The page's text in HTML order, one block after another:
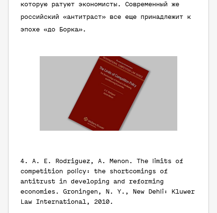
которую ратуют экономисты. Современный же
российский «антитраст» все еще принадлежит к
эпохе «до Борка».
4. A. E. Rodriguez, A. Menon . The limits of
competition policy: the shortcomings of
antitrust in developing and reforming
economies. Groningen, N. Y., New Dehli: Kluwer
Law International, 2010.